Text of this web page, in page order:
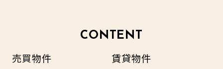
CONTENT
売買物件
賃貸物件